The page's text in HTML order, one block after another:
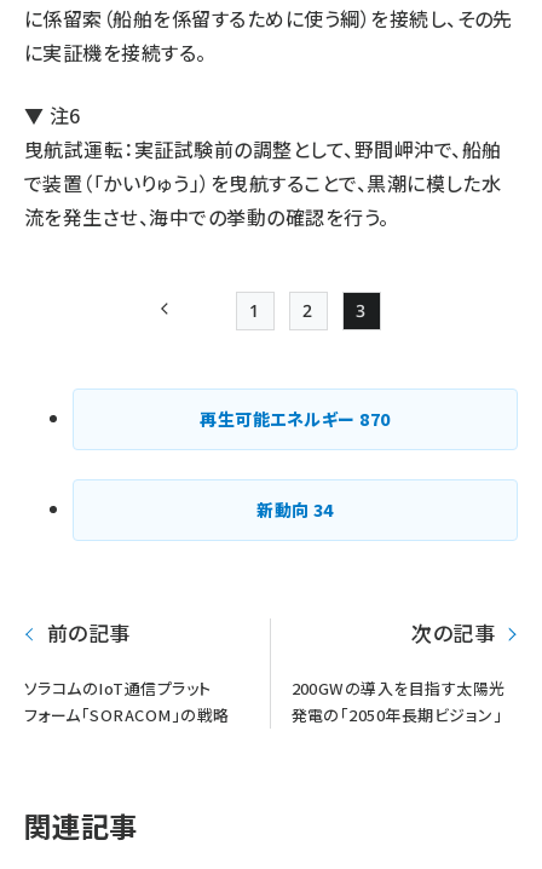
に係留索（船舶を係留するために使う綱）を接続し、その先
に実証機を接続する。
▼ 注6
曳航試運転：実証試験前の調整として、野間岬沖で、船舶
で装置（「かいりゅう」）を曳航することで、黒潮に模した水
流を発生させ、海中での挙動の確認を行う。
ジ
送
り
前ページ Page
1
Page
2
Page
3
再生可能エネルギー 870
新動向 34
前の記事
ソラコムのIoT通信プラット
フォーム「SORACOM」の戦略
次の記事
200GWの導入を目指す太陽光
発電の「2050年長期ビジョン」
関連記事